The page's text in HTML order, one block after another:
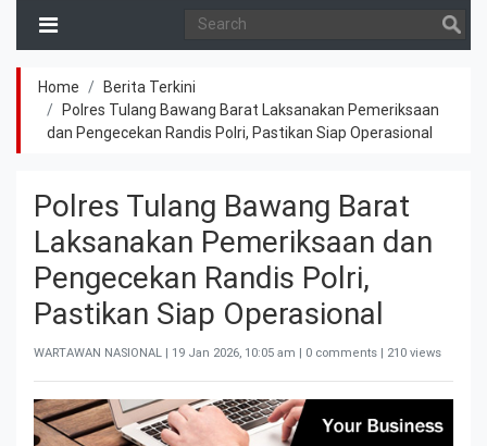
Home
Berita Terkini
Polres Tulang Bawang Barat Laksanakan Pemeriksaan
dan Pengecekan Randis Polri, Pastikan Siap Operasional
Polres Tulang Bawang Barat
Laksanakan Pemeriksaan dan
Pengecekan Randis Polri,
Pastikan Siap Operasional
WARTAWAN NASIONAL | 19 Jan 2026, 10:05 am | 0 comments | 210 views